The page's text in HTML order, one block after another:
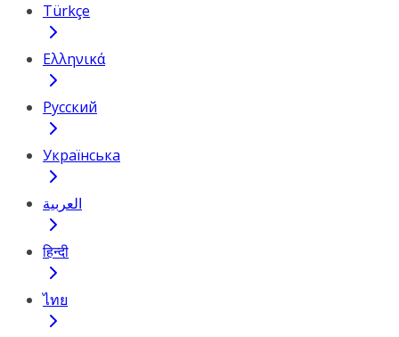
Türkçe
Ελληνικά
Русский
Українська
العربية
हिन्दी
ไทย